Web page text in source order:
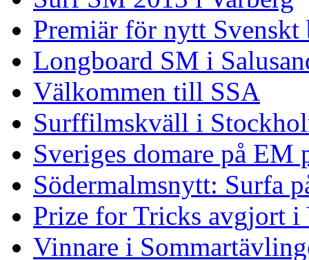
Premiär för nytt Svenskt
Longboard SM i
Välkommen till SSA
Surffilmskväll i
Sveriges domare på EM
Södermalmsnytt: Surfa
Prize for Tricks avgjort i
Vinnare i